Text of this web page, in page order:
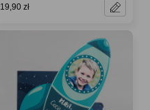
19,90 zł